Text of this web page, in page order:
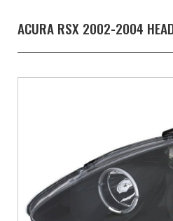
ACURA RSX 2002-2004